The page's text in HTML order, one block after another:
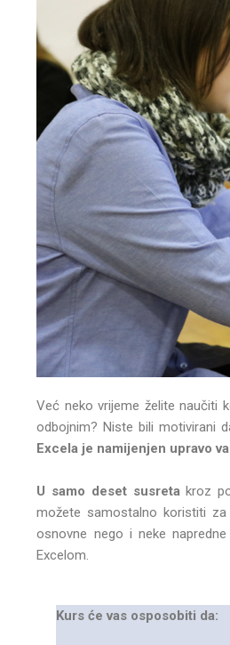
Već neko vrijeme želite naučiti
odbojnim? Niste bili motivirani
Excela je namijenjen upravo
U samo deset susretakroz
možete samostalno koristiti
osnovne nego i neke
Excelom.
Kurs će vas osposobiti da: